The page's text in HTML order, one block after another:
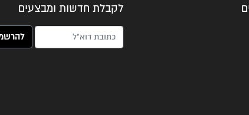
לקבלת חדשות ומבצעים
האימייל שלך (חובה)